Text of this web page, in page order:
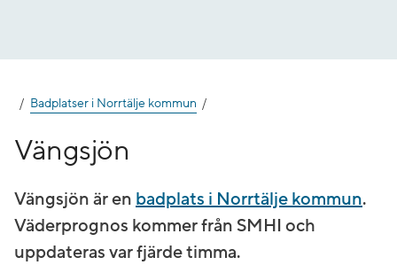
Badplatser i Norrtälje kommun
Vängsjön
Vängsjön är en badplats i Norrtälje kommun.
Väderprognos kommer från SMHI och
uppdateras var fjärde timma.